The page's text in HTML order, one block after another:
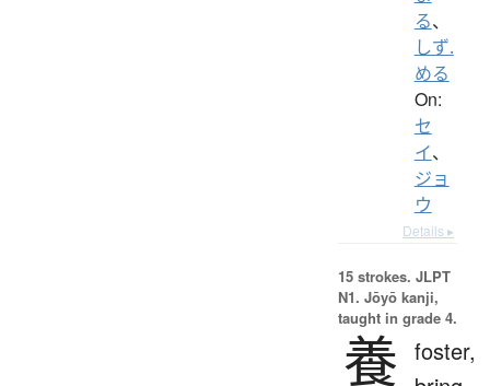
る、
しず.
める
On:
セ
イ、
ジョ
ウ
Details ▸
15 strokes. JLPT
N1. Jōyō kanji,
taught in grade 4.
養 foster,